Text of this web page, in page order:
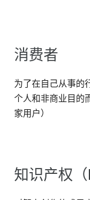
消费者
为了在自己从事的
个人和非商业目的
家用户）
知识产权